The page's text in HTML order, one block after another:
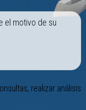
realizar análisis